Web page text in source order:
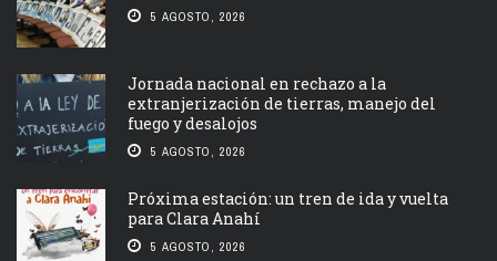
5 AGOSTO, 2026
Jornada nacional en rechazo a la
extranjerización de tierras, manejo del
fuego y desalojos
5 AGOSTO, 2026
Próxima estación: un tren de ida y vuelta
para Clara Anahí
5 AGOSTO, 2026